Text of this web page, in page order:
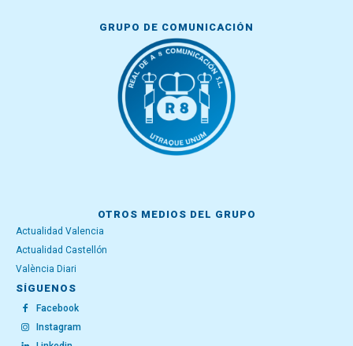
GRUPO DE COMUNICACIÓN
OTROS MEDIOS DEL GRUPO
Actualidad Valencia
Actualidad Castellón
València Diari
SÍGUENOS
Facebook
Instagram